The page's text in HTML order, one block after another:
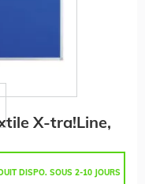
X-tra!Line,
DISPO. SOUS 2-10 JOURS